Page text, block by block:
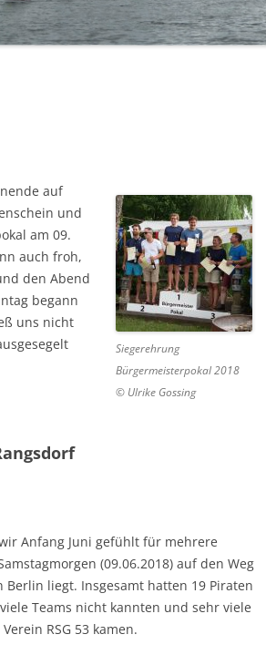
2019
2014 – 2.
2014 – 1.
Siegerehrung
Bürgermeisterpokal 2018
© Ulrike Gossing
auf
und
am 09.
auch froh,
den Abend
begann
uns nicht
Anfang Juni gefühlt für mehrere
(09.06.2018) auf den Weg
liegt. Insgesamt hatten 19 Piraten
Teams nicht kannten und sehr viele
RSG 53 kamen.